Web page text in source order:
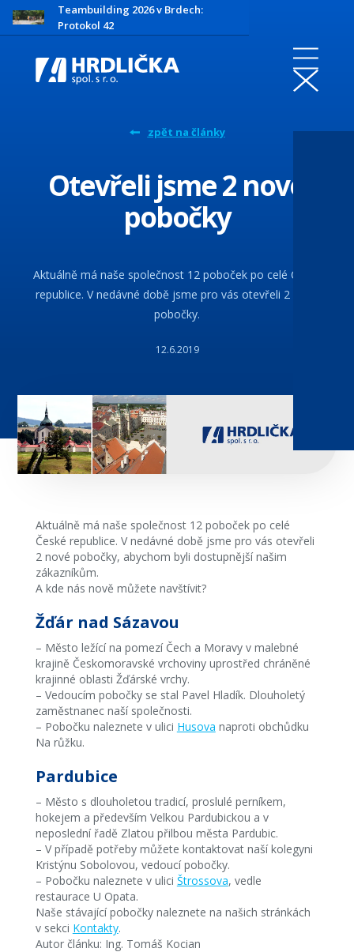
Teambuilding 2026 v Brdech:
Protokol 42
zpět na články
Otevřeli jsme 2 nové
pobočky
Aktuálně má naše společnost 12 poboček po celé České
republice. V nedávné době jsme pro vás otevřeli 2 nové
pobočky.
12.6.2019
Aktuálně má naše společnost 12 poboček po celé
České republice. V nedávné době jsme pro vás otevřeli
2 nové pobočky, abychom byli dostupnější našim
zákazníkům.
A kde nás nově můžete navštívit?
Žďár nad Sázavou
– Město ležící na pomezí Čech a Moravy v malebné
krajině Českomoravské vrchoviny uprostřed chráněné
krajinné oblasti Žďárské vrchy.
– Vedoucím pobočky se stal Pavel Hladík. Dlouholetý
zaměstnanec naší společnosti.
– Pobočku naleznete v ulici Husova naproti obchůdku
Na růžku.
Pardubice
– Město s dlouholetou tradicí, proslulé perníkem,
hokejem a především Velkou Pardubickou a v
neposlední řadě Zlatou přilbou města Pardubic.
– V případě potřeby můžete kontaktovat naší kolegyni
Kristýnu Sobolovou, vedoucí pobočky.
– Pobočku naleznete v ulici Štrossova, vedle
restaurace U Opata.
Naše stávající pobočky naleznete na našich stránkách
v sekci Kontakty.
Autor článku: Ing. Tomáš Kocian